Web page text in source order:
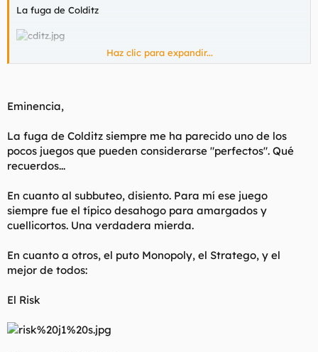
La fuga de Colditz
Subbuteo
Ajedrez
Haz clic para expandir...
Eminencia,
La fuga de Colditz siempre me ha parecido uno de los
pocos juegos que pueden considerarse "perfectos". Qué
recuerdos...
En cuanto al subbuteo, disiento. Para mí ese juego
siempre fue el típico desahogo para amargados y
cuellicortos. Una verdadera mierda.
En cuanto a otros, el puto Monopoly, el Stratego, y el
mejor de todos:
El Risk